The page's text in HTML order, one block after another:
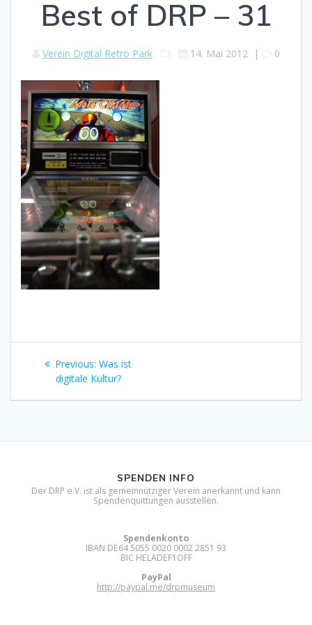
Best of DRP – 31
Verein Digital Retro Park 14. Mai 2012 | 0
Beitragsnavigation
Previous: Previous
post:
Was ist
digitale Kultur?
SPENDEN INFO
Der DRP e.V. ist als gemeinnütziger Verein anerkannt und kann
Spendenquittungen ausstellen.
Spendenkonto
IBAN DE64 5055 0020 0002 2851 93
BIC HELADEF1OFF
PayPal
http://paypal.me/drpmuseum